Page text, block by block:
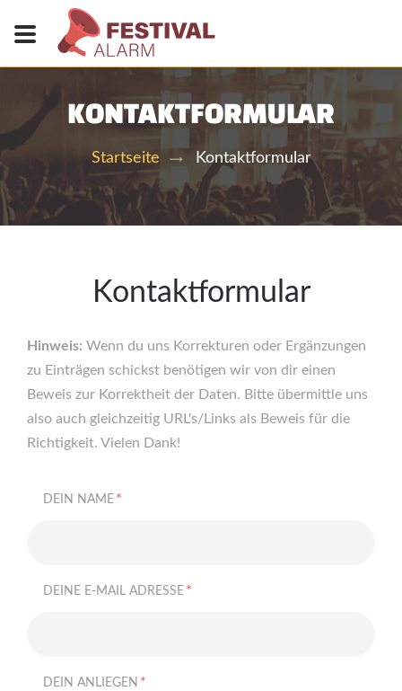
KONTAKTFORMULAR
Startseite Kontaktformular
Kontaktformular
Hinweis: Wenn du uns Korrekturen oder Ergänzungen
zu Einträgen schickst benötigen wir von dir einen
Beweis zur Korrektheit der Daten. Bitte übermittle uns
also auch gleichzeitig URL's/Links als Beweis für die
Richtigkeit. Vielen Dank!
DEIN NAME *
DEINE E-MAIL ADRESSE *
DEIN ANLIEGEN *